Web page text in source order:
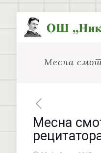
Месна
Месна